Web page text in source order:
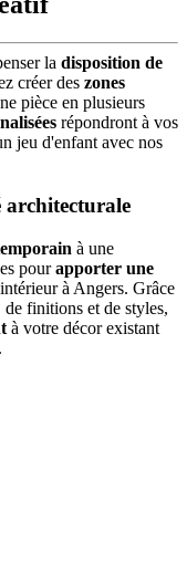
la disposition de
créer des zones
pièce en plusieurs
répondront à vos
jeu d'enfant avec nos
architecturale
à une
pourapporter une
à Angers. Grâce
de finitions et de styles,
à votre décor existant
.